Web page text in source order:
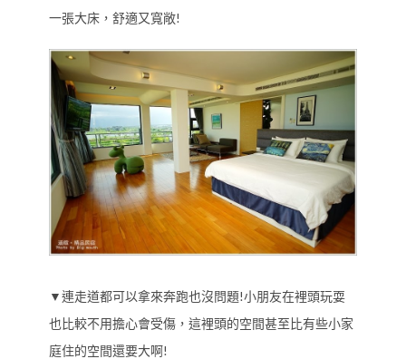
一張大床，舒適又寬敞!
▼連走道都可以拿來奔跑也沒問題!小朋友在裡頭玩耍
也比較不用擔心會受傷，這裡頭的空間甚至比有些小家
庭住的空間還要大啊!